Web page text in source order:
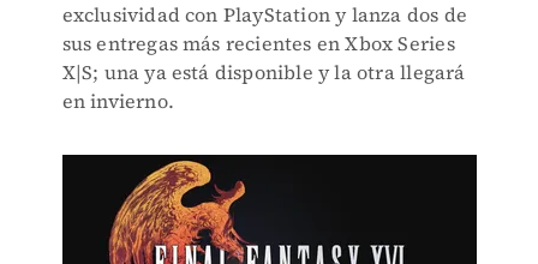
exclusividad con PlayStation y lanza dos de
sus entregas más recientes en Xbox Series
X|S; una ya está disponible y la otra llegará
en invierno.